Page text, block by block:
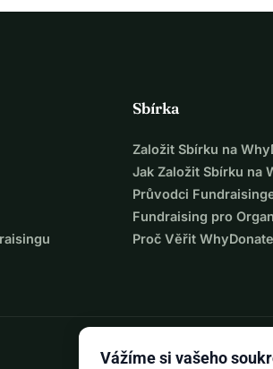
Sbírka
Založit Sbírku na
Jak Založit Sbírku na
Průvodci
Fundraising pro
Proč Věřit WhyDonate
Vážíme si vašeho